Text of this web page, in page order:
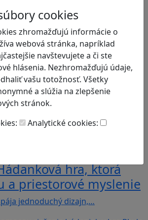
cookies
zhromažďujú informácie o
webová stránka, napríklad
navštevujete a či ste
hlásenia. Nezhromažďujú údaje,
vašu totožnosť. Všetky
a slúžia na zlepšenie
stránok.
Analytické cookies:
komunistický režim
To zistíte v hre „Kto
jedno veľké tabu a len…
hra, ktorá
a priestorové myslenie
jednoduchý dizajn,…